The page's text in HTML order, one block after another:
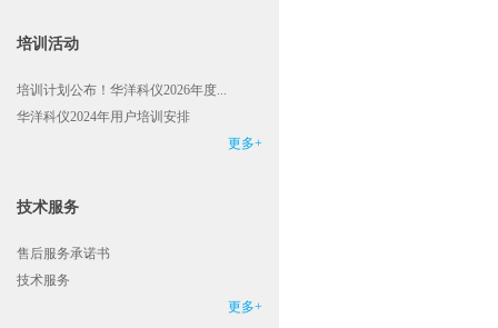
培训活动
培训计划公布！华洋科仪2026年度...
华洋科仪2024年用户培训安排
更多+
技术服务
售后服务承诺书
技术服务
更多+